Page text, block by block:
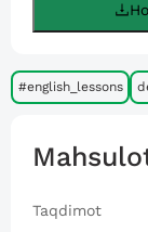
#english_lessons
Taqdimot